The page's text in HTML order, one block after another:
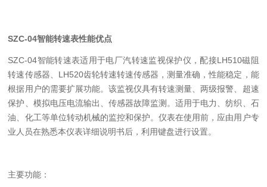
SZC-04智能转速表性能优点
SZC-04智能转速表适用于电厂汽转速监视保护仪，配接LH510磁阻
转速传感器、LH520齿轮转速转速传感器 ，测量准确，性能稳定，能
根据用户的需要扩展功能。该监视仪具有转速测量、两级报警、超速
保护、模拟电压电流输出、传感器故障监测。适用于电力、纺织、石
油、化工等单位转动机械的监控和保护。仪表在使用前，应由用户专
业人员在熟悉本仪表详细说明书后，利用键盘进行设置。
主要功能：